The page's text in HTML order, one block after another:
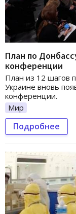
План по
конференции
План из 12 шагов
Украине вновь
конференции.
Мир
Подробнее